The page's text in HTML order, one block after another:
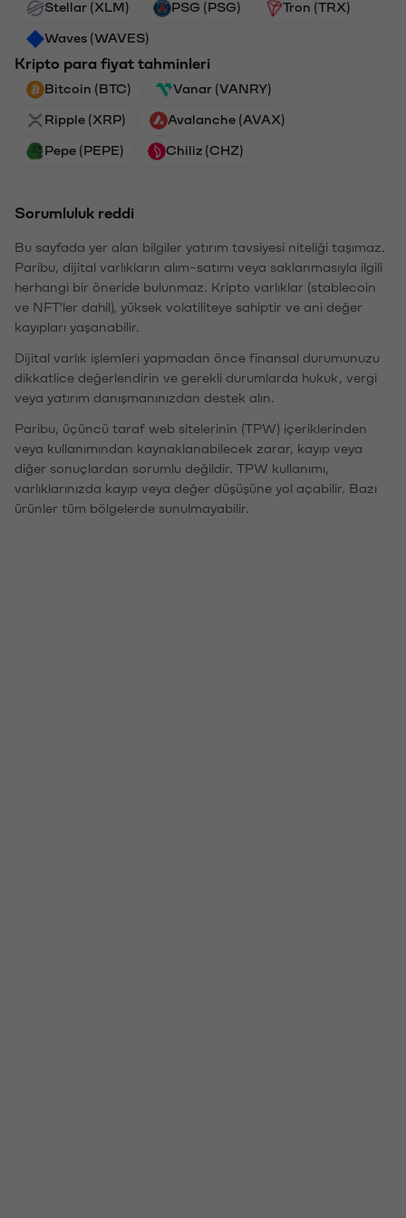
Stellar (XLM) PSG (PSG) Tron (TRX)
Waves (WAVES)
Kripto para fiyat tahminleri
Bitcoin (BTC) Vanar (VANRY)
Ripple (XRP) Avalanche (AVAX)
Pepe (PEPE) Chiliz (CHZ)
Sorumluluk reddi
Bu sayfada yer alan bilgiler yatırım tavsiyesi niteliği taşımaz.
Paribu, dijital varlıkların alım-satımı veya saklanmasıyla ilgili
herhangi bir öneride bulunmaz. Kripto varlıklar (stablecoin
ve NFT'ler dahil), yüksek volatiliteye sahiptir ve ani değer
kayıpları yaşanabilir.
Dijital varlık işlemleri yapmadan önce finansal durumunuzu
dikkatlice değerlendirin ve gerekli durumlarda hukuk, vergi
veya yatırım danışmanınızdan destek alın.
Paribu, üçüncü taraf web sitelerinin (TPW) içeriklerinden
veya kullanımından kaynaklanabilecek zarar, kayıp veya
diğer sonuçlardan sorumlu değildir. TPW kullanımı,
varlıklarınızda kayıp veya değer düşüşüne yol açabilir. Bazı
ürünler tüm bölgelerde sunulmayabilir.